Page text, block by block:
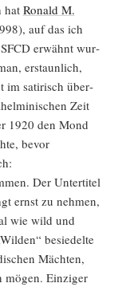
hat Ronald M.
auf das ich
SFCD erwähnt wur­
erstaun­lich,
im sati­risch über­
Zeit
1920 den Mond
bevor
Der Unter­ti­tel
ernst zu neh­men,
wie wild und
besie­del­te
Mäch­ten,
mögen. Ein­zi­ger